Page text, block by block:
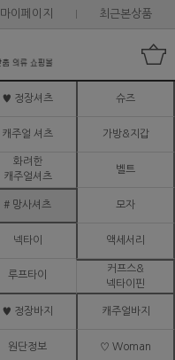
마이페이지 최근본상품
♥ 정장셔츠 슈즈
캐주얼 셔츠 가방&지갑
화려한
캐주얼셔츠
벨트
# 망사셔츠 모자
넥타이 액세서리
루프타이
커프스&
넥타이핀
♥ 정장바지 캐주얼바지
원단정보 ♡ Woman